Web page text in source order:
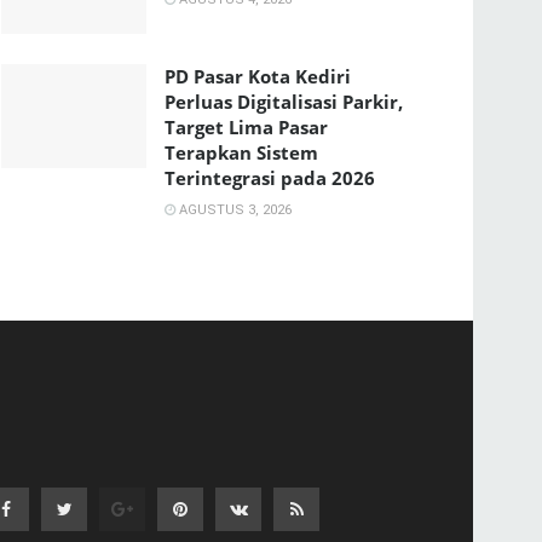
PD Pasar Kota Kediri
Perluas Digitalisasi Parkir,
Target Lima Pasar
Terapkan Sistem
Terintegrasi pada 2026
AGUSTUS 3, 2026